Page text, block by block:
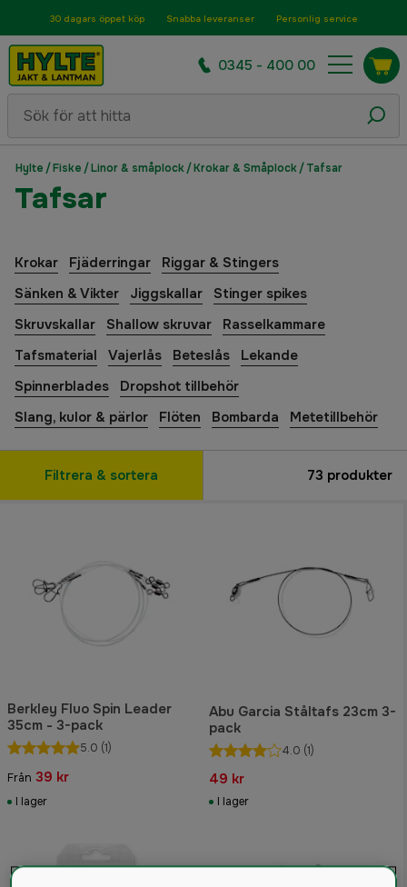
30 dagars öppet köp Snabba leveranser Personlig service
0345 - 400 00
Hylte /Fiske /Linor & småplock/Krokar & Småplock/Tafsar
Tafsar
Krokar Fjäderringar
Riggar & Stingers
Sänken & Vikter
Jiggskallar
Stinger spikes
Skruvskallar
Shallow skruvar
Rasselkammare
Tafsmaterial
Vajerlås Beteslås
Lekande
Spinnerblades
Dropshot tillbehör
Slang, kulor & pärlor
Flöten Bombarda Metetillbehör
Filtrera & sortera 73 produkter
Berkley Fluo Spin Leader
35cm - 3-pack
5.0 (1)
Från 39 kr
I lager
Abu Garcia Ståltafs 23cm 3-
pack
4.0 (1)
49 kr
I lager